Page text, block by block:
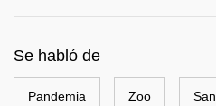
Se habló de
Pandemia Zoo